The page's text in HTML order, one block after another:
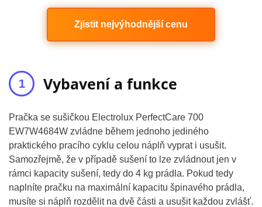
Zjistit nejvýhodnější cenu
Vybavení a funkce
Pračka se sušičkou Electrolux PerfectCare 700
EW7W4684W zvládne během jednoho jediného
praktického pracího cyklu celou náplň vyprat i usušit.
Samozřejmě, že v případě sušení to lze zvládnout jen v
rámci kapacity sušení, tedy do 4 kg prádla. Pokud tedy
naplníte pračku na maximální kapacitu špinavého prádla,
musíte si náplň rozdělit na dvě části a usušit každou zvlášť.